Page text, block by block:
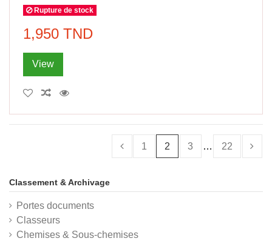
Rupture de stock
1,950 TND
View
1 2 3 … 22
Classement & Archivage
Portes documents
Classeurs
Chemises & Sous-chemises